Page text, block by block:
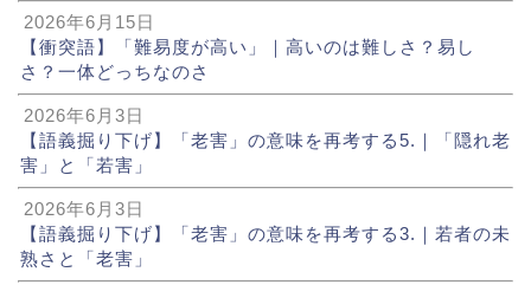
2026年6月15日
【衝突語】「難易度が高い」｜高いのは難しさ？易し
さ？一体どっちなのさ
2026年6月3日
【語義掘り下げ】「老害」の意味を再考する5.｜「隠れ老
害」と「若害」
2026年6月3日
【語義掘り下げ】「老害」の意味を再考する3.｜若者の未
熟さと「老害」